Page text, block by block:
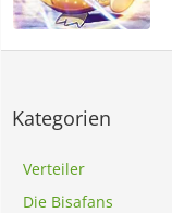
Kategorien
Verteiler
Die Bisafans